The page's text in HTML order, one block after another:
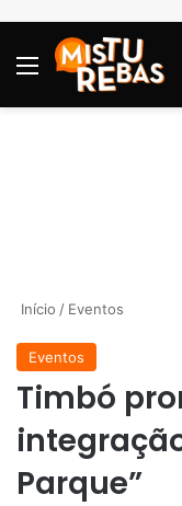
Menu
Início / Eventos
Eventos
Timbó
Parque”